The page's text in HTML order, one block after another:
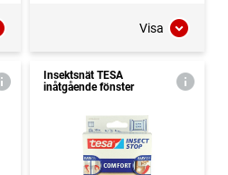
Visa
Insektsnät TESA
inåtgående fönster